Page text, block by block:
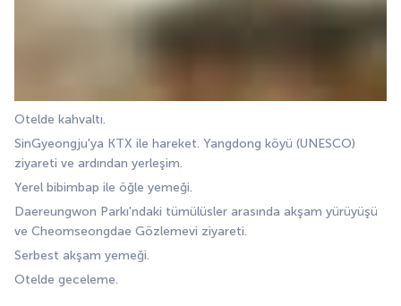
Otelde kahvaltı.
SinGyeongju'ya KTX ile hareket. Yangdong köyü (UNESCO)
ziyareti ve ardından yerleşim.
Yerel bibimbap ile öğle yemeği.
Daereungwon Parkı'ndaki tümülüsler arasında akşam yürüyüşü
ve Cheomseongdae Gözlemevi ziyareti.
Serbest akşam yemeği.
Otelde geceleme.